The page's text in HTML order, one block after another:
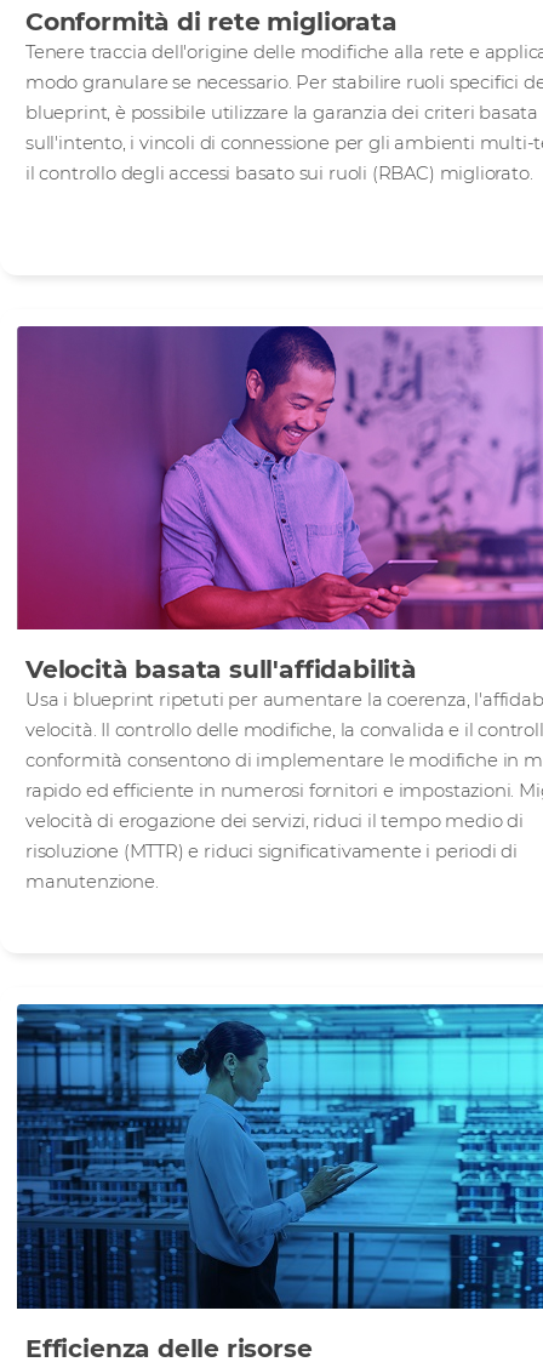
Conformità di rete migliorata
Tenere traccia dell'origine delle modifiche alla rete e
modo granulare se necessario. Per stabilire ruoli specifici
blueprint, è possibile utilizzare la garanzia dei criteri basata
sull'intento, i vincoli di connessione per gli ambienti multi-
il controllo degli accessi basato sui ruoli (RBAC) migliorato.
Velocità basata sull'affidabilità
Usa i blueprint ripetuti per aumentare la coerenza,
velocità. Il controllo delle modifiche, la convalida e il
conformità consentono di implementare le modifiche in
rapido ed efficiente in numerosi fornitori e impostazioni.
velocità di erogazione dei servizi, riduci il tempo medio di
risoluzione (MTTR) e riduci significativamente i periodi di
manutenzione.
Efficienza delle risorse